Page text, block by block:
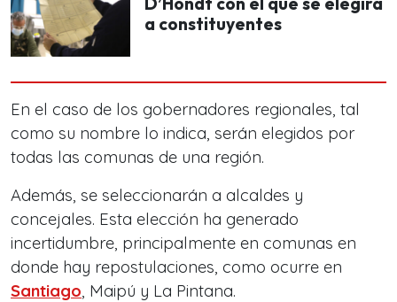
a constituyentes
En el caso de los gobernadores regionales, tal
como su nombre lo indica, serán elegidos por
todas las comunas de una región.
Además, se seleccionarán a alcaldes y
concejales. Esta elección ha generado
incertidumbre, principalmente en comunas en
donde hay repostulaciones, como ocurre en
Santiago, Maipú y La Pintana.